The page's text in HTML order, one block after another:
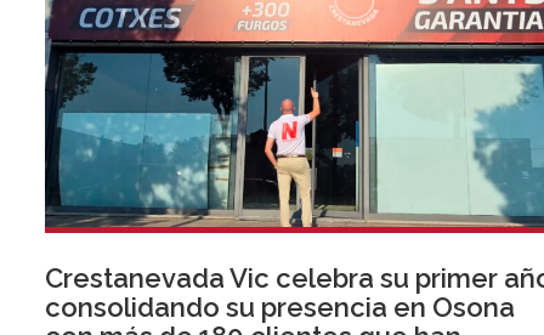
Crestanevada Vic celebra su primer
consolidando su presencia en Osona